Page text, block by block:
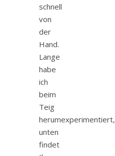
schnell
von
der
Hand.
Lange
habe
ich
beim
Teig
herumexperimentiert,
unten
findet